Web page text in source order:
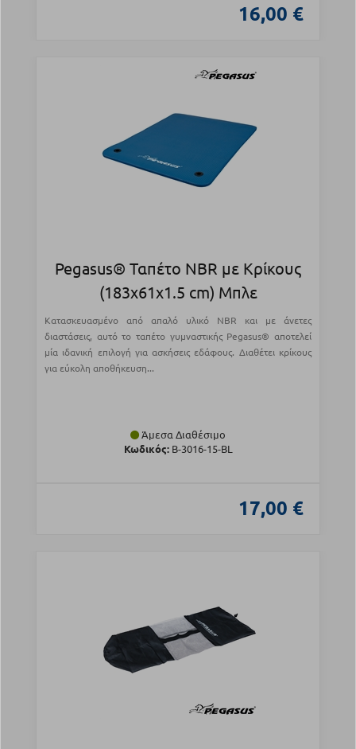
16,00 €
Pegasus® Ταπέτο NBR με Κρίκους
(183x61x1.5 cm) Μπλε
Κατασκευασμένο από απαλό υλικό NBR και με άνετες
διαστάσεις, αυτό το ταπέτο γυμναστικής Pegasus® αποτελεί
μία ιδανική επιλογή για ασκήσεις εδάφους. Διαθέτει κρίκους
για εύκολη αποθήκευση...
Άμεσα Διαθέσιμο
Κωδικός:Β-3016-15-BL
17,00 €